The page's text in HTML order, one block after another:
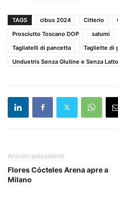
TAGS cibus 2024 Citterio
Prosciutto Toscano DOP
salumi
Tagliatelli di pancetta
Tagliette di
Unduetris Senza Glutine e Senza
Articolo precedente
Flores Cócteles Arena apre a
Milano